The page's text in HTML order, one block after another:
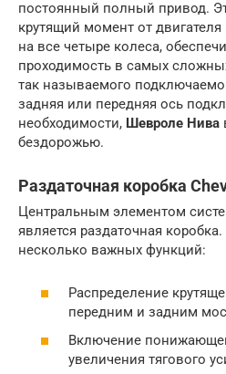
постоянный полный привод.
крутящий момент от двигателя
на все четыре колеса,
проходимость в самых
так называемого
задняя или передняя ось
необходимости, Шевроле Нива
бездорожью.
Раздаточная коробка
Центральным элементом
является раздаточная
несколько важных функций:
Распределение
передним и задним
Включение
увеличения тягового